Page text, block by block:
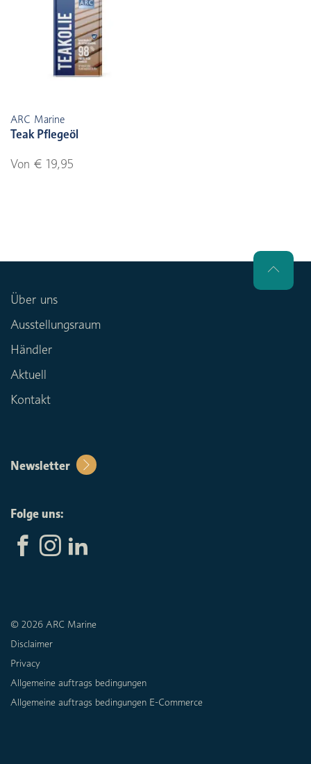
ARC Marine
Teak Pflegeöl
Von € 19,95
Über uns
Ausstellungsraum
Händler
Aktuell
Kontakt
Newsletter
Folge uns:
© 2026 ARC Marine
Disclaimer
Privacy
Allgemeine auftrags bedingungen
Allgemeine auftrags bedingungen E-Commerce